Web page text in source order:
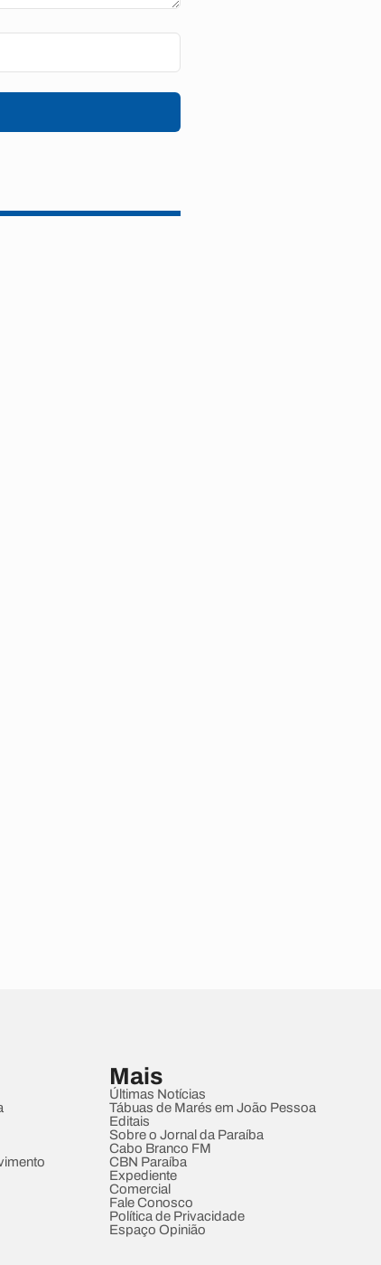
Mais
Últimas Notícias
Tábuas de Marés em João Pessoa
Editais
Sobre o Jornal da Paraíba
Cabo Branco FM
CBN Paraíba
Expediente
Comercial
Fale Conosco
Política de Privacidade
Espaço Opinião